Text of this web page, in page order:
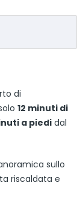
di
12 minuti di
a piedi dal
sullo
riscaldata e